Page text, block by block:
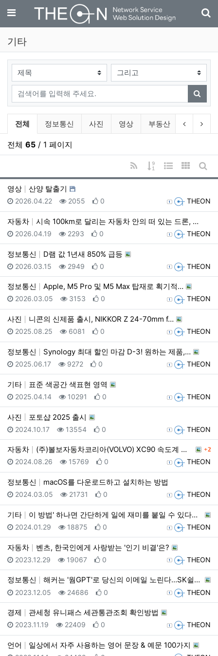
메뉴
기타
검색대상
검색어
검색
기타 분류 목록
전체 정보통신 사진 영상 부동산 자동차
이전 분류
다
전체 65 / 1 페이지
RSS
게시물 정렬
웹진 스타일
갤러리게
영상
산양 탈출기
등록자 THEON
등록일
2026.04.22 조회
2055 추천
0
자동차 시속 100km로 달리는 자동차 안의 떠 있는 드론, …
등록자 THEON
등록일
2026.04.19 조회
2293 추천
0
정보통신 D램 값 1년새 850% 급등
등록자 THEON
등록일
2026.03.15 조회
2949 추천
0
정보통신 Apple, M5 Pro 및 M5 Max 탑재로 획기적…
등록자 THEON
등록일
2026.03.05 조회
3153 추천
0
사진 니콘의 신제품 출시, NIKKOR Z 24-70mm f…
등록자 THEON
등록일
2025.08.25 조회
6081 추천
0
정보통신 Synology 최대 할인 마감 D-3! 원하는 제품,…
등록자 THEON
등록일
2025.06.17 조회
9272 추천
0
기타 표준 색공간 색표현 영역
등록자 THEON
등록일
2025.04.14 조회
10291 추천
0
사진 포토샵 2025 출시
등록자 THEON
등록일
2024.10.17 조회
13554 추천
0
자동차 (주)볼보자동차코리아(VOLVO) XC90 속도계 오… 댓글
2
등록자 THEON
등록일
2024.08.26 조회
15769 추천
0
정보통신 macOS를 다운로드하고 설치하는 방법
등록자 THEON
등록일
2024.03.05 조회
21731 추천
0
기타 이 방법' 하나면 간단하게 일에 재미를 붙일 수 있다고…
등록자 THEON
등록일
2024.01.29 조회
18875 추천
0
자동차 벤츠, 한국인에게 사랑받는 '인기 비결'은?
등록자 THEON
등록일
2023.12.29 조회
19067 추천
0
정보통신 해커는 '웜GPT'로 당신의 이메일 노린다…SK쉴더스가…
등록자 THEON
등록일
2023.12.05 조회
24686 추천
0
경제 관세청 유니패스 세관통관조회 확인방법
등록자 THEON
등록일
2023.11.19 조회
22409 추천
0
언어 일상에서 자주 사용하는 영어 문장 & 예문 100가지